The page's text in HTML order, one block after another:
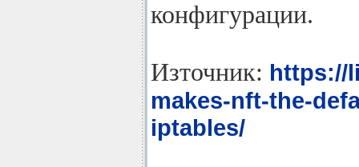
конфигурации.
Източник: https://
makes-nft-the-
iptables/